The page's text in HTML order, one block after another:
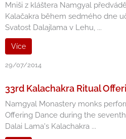
Mniši z kláštera Namgyal
Kalačakra během sedmého dne
Svatost Dalajlama v Lehu, ...
Více
29/07/2014
33rd Kalachakra Ritual
Namgyal Monastery monks
Offering Dance during the
Dalai Lama's Kalachakra ...